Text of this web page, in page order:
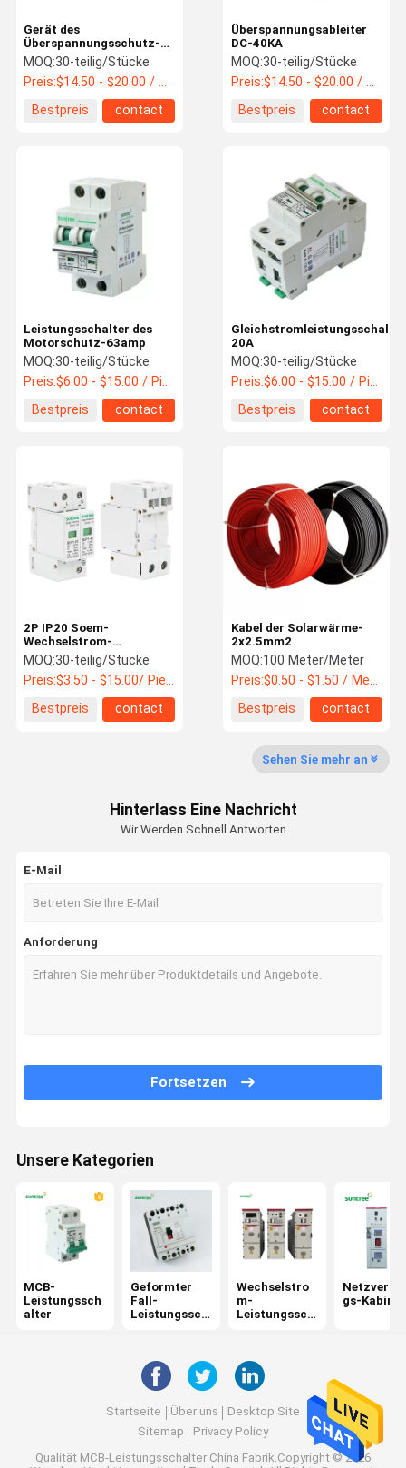
Qualitätskon
Geformter Fall-Leistungsschalter
Netzverteilungs-Kabinett
DC-Kombinatorkasten
Leistungsschalter-Einschließungs-Kasten
Wechselstrom-Überspannungsableiter
Sonnenkollektor-Schnüre
Gleichstromleistungsschalter
DC-Überspannungsableiter
DC-Isolator-Schalter
DC-Sicherungs-Halter
Überspannungsableiter
DC-40KA
MOQ:30-teilig/Stücke
Preis:$14.50 - $20.00 / Piece
Bestpreis
contact
Gerät des
Überspannungsschutz-
40KA
MOQ:30-teilig/Stücke
Preis:$14.50 - $20.00 / Piece
Bestpreis
contact
Gleichstromleistungsschalter
20A
MOQ:30-teilig/Stücke
Preis:$6.00 - $15.00 / Piece
Bestpreis
contact
Leistungsschalter des
Motorschutz-63amp
MOQ:30-teilig/Stücke
Preis:$6.00 - $15.00 / Piece
Bestpreis
contact
Kabel der Solarwärme-
2x2.5mm2
MOQ:100 Meter/Meter
Preis:$0.50 - $1.50 / Meter
Bestpreis
contact
2P IP20 Soem-
Wechselstrom-
Überspannungsableiter-
Gerät für SPD-Schutz
MOQ:30-teilig/Stücke
Preis:$3.50 - $15.00/ Piece
Bestpreis
contact
Sehen Sie mehr an
Hinterlass Eine Nachricht
Wir Werden Schnell Antworten
E-Mail
Anforderung
Fortsetzen
Unsere Kategorien
MCB-
Leistungssch
alter
Geformter
Fall-
Leistungssch
Wechselstro
m-
Leistungssch
gs-
Startseite Über uns
Desktop Site
Sitemap
Privacy Policy
Qualität MCB-Leistungsschalter China Fabrik.Copyright © 2026